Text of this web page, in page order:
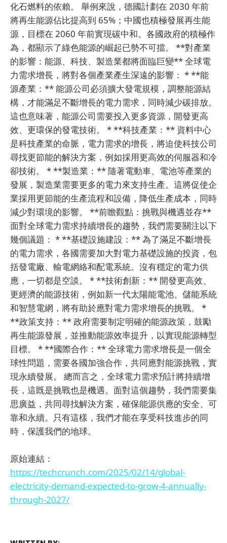
化石燃料的依賴。 舉例來說，德國計劃在 2030 年前
將再生能源佔比提高到 65%；中國也積極發展再生能
源，目標在 2060 年前實現碳中和。各國政府的積極作
為，都顯示了綠色能源的崛起已勢不可擋。 **對產業
的影響：能源、科技、製造業都將面臨巨變** 全球電
力需求增長，將對各個產業產生深遠的影響： * **能
源產業：** 能源公司必須擴大發電規模，調整能源結
構，才能滿足不斷增長的電力需求，同時減少碳排放。
這也意味著，能源公司需要投入更多資源，開發更高
效、更環保的發電技術。 * **科技產業：** 資料中心
是科技產業的命脈，電力需求的增長，將迫使科技公司
尋找更節能的解決方案，例如採用更高效的伺服器和冷
卻技術。 * **製造業：** 隨著電動車、電池等產業的
發展，製造業需要更多的電力來支持生產。這將促使企
業採用更節能的生產流程和設備，降低生產成本，同時
減少對環境的影響。 **前瞻觀點：挑戰與機遇並存**
面對全球電力需求持續增長的趨勢，我們需要關注以下
幾個議題： * **基礎設施建設：** 為了滿足不斷增長
的電力需求，各國需要加大對電力基礎設施的投資，包
括發電廠、輸電網絡和配電系統。沒有穩定的電力供
應，一切都是空談。 * **技術創新：** 開發更高效、
更經濟的能源技術，例如新一代太陽能電池、儲能系統
和智慧電網，將有助於應對電力需求增長的挑戰。 *
**政策支持：** 政府需要制定明確的能源政策，鼓勵
再生能源發展，並推動能源效率提升，以實現能源轉型
目標。 * **國際合作：** 全球電力需求增長是一個全
球性問題，需要各國加強合作，共同應對能源挑戰，實
現永續發展。 總而言之，全球電力需求預計將持續增
長，這既是挑戰也是機遇。面對這個趨勢，我們需要集
思廣益，共同尋找解決方案，確保能源供應的安全、可
靠和永續。只有這樣，我們才能在享受科技進步的同
時，保護我們的地球。
原始連結：
https://techcrunch.com/2025/02/14/global-
electricity-demand-expected-to-grow-4-annually-
through-2027/